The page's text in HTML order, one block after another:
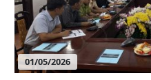
01/05/2026